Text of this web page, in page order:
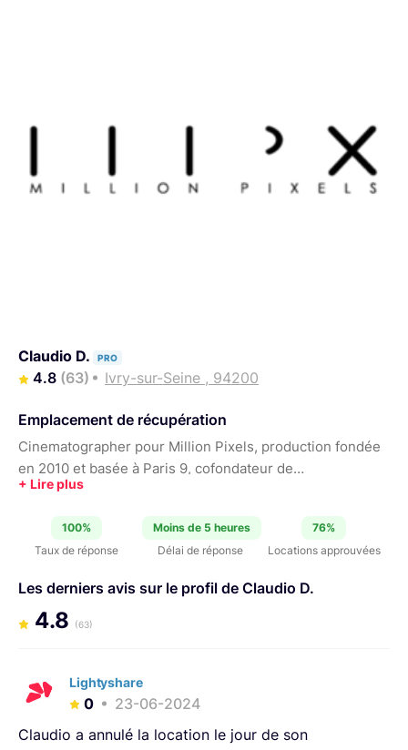
Claudio D. PRO
4.8 (63) Ivry-sur-Seine , 94200
Emplacement de récupération
Cinematographer pour Million Pixels, production fondée
en 2010 et basée à Paris 9, cofondateur de
XXXXXXXXXXXXXXXXX , agence basée à Paris et
parcourir la liste de matèriel il y a des petites choses
sympathiques ! à bientôt
100%
Taux de réponse
Moins de 5 heures
Délai de réponse
76%
Locations approuvées
Les derniers avis sur le profil de Claudio D.
4.8 (63)
Lightyshare
0
23-06-2024
Claudio a annulé la location le jour de son